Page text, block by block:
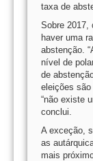
taxa de
Sobre 2017,
haver uma
abstenção.
nível de
de
eleições
“não existe
conclui.
A exceção,
as
mais